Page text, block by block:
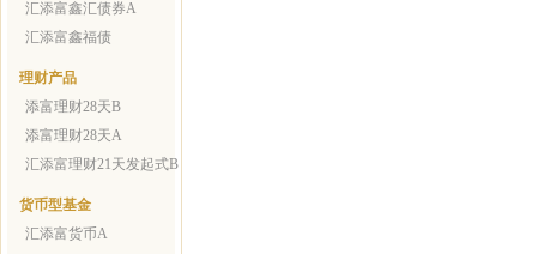
汇添富鑫汇债券A
汇添富鑫福债
理财产品
添富理财28天B
添富理财28天A
汇添富理财21天发起式B
货币型基金
汇添富货币A